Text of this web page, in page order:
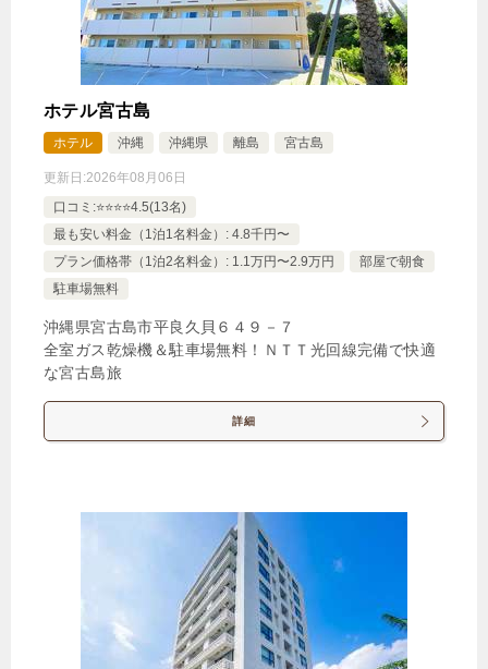
【早期割120】じゃらん限定35%OFF◆連泊・120日
前までのご予約限定＜素泊り＞
ダブル 🍴食事なし IN 15:00- OUT-11:00
スタンダードダブル
1泊 大人1名 合計（税込）
【選べるお部屋と価格】
4,710円スタンダードダブル
4,060円コンパクトルーム
じゃらんで確認する
ホテル宮古島
ホテル 沖縄 沖縄県 離島 宮古島
更新日:2026年08月06日
口コミ:⭐️⭐️⭐️⭐️4.5(13名)
最も安い料金（1泊1名料金）: 4.8千円〜
プラン価格帯（1泊2名料金）: 1.1万円〜2.9万円
部屋で朝食
駐車場無料
沖縄県宮古島市平良久貝６４９－７
全室ガス乾燥機＆駐車場無料！ＮＴＴ光回線完備で快適
な宮古島旅
詳細